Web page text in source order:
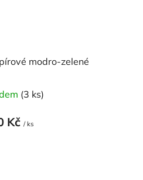
modro-zelené
(3 ks)
Kč / ks